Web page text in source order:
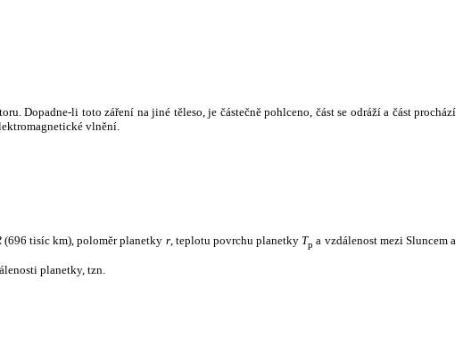
Dopadne-li toto záření na jiné těleso, je částečně pohlceno, část se odráží a část prochází
vlnění.
(696 tisíc km), poloměr planetky r, teplotu povrchu planetky Tp a vzdálenost mezi Sluncem a
planetky, tzn.